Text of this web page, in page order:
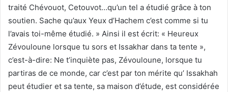
traité Chévouot, Cetouvot…qu’un tel a étudié grâce à ton
soutien. Sache qu’aux Yeux d’Hachem c’est comme si tu
l’avais toi-même étudié. » Ainsi il est écrit: « Heureux
Zévouloune lorsque tu sors et Issakhar dans ta tente »,
c’est-à-dire: Ne t’inquiète pas, Zévouloune, lorsque tu
partiras de ce monde, car c’est par ton mérite qu’ Issakhah
peut étudier et sa tente, sa maison d’étude, est considérée